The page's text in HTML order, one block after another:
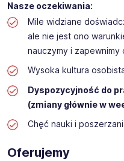
Nasze oczekiwania:
Mile widziane
ale nie jest ono
nauczymy i
Wysoka kultura
Dyspozycyjność do
(zmiany głównie w
Chęć nauki i
Oferujemy